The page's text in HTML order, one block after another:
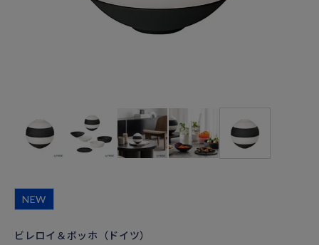
NEW
ビレロイ＆ボッホ（ドイツ）